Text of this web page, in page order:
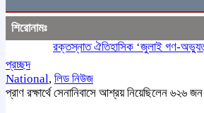
শিরোনামঃ
রক্তস্নাত ঐতিহাসিক ‌‘জুলাই গণ-
প্রচ্ছদ
National, লিড নিউজ
প্রাণ রক্ষার্থে সেনানিবাসে আশ্রয় নিয়েছিলেন ৬২৬ জন